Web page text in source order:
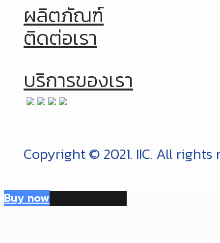
ผลิตภัณฑ์
ติดต่อเรา
บริการของเรา
Copyright © 2021. IIC. All rights
Buy now